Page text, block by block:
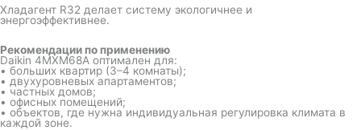
Хладагент R32 делает систему экологичнее и
энергоэффективнее.
Рекомендации по применению
Daikin 4MXM68A оптимален для:
• больших квартир (3–4 комнаты);
• двухуровневых апартаментов;
• частных домов;
• офисных помещений;
• объектов, где нужна индивидуальная регулировка климата в
каждой зоне.